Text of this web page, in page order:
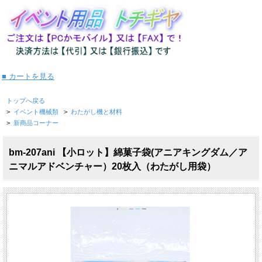
■ カートを見る
トップへ戻る
> イベント機械類 > わたがし機と材料
> 新商品コーナー
bm-207ani 【小ロット】綿菓子袋(アニアキングダム／ア
ニマルアドベンチャー）20枚入（わたがし用袋）